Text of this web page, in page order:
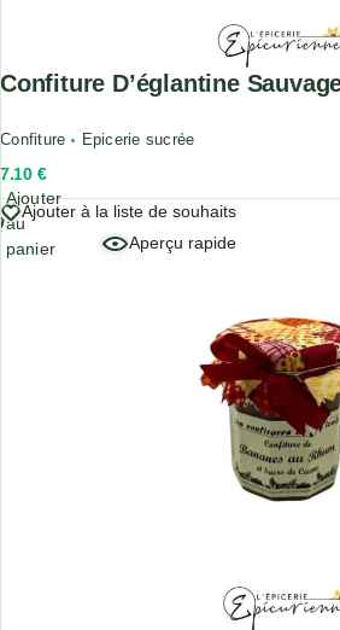
Confiture D’églantine
Confiture Epicerie sucrée
7.10 €
Ajouter à la liste de souhaits
Aperçu rapide
Ajouter
au
panier